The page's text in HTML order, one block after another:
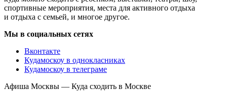
спортивные мероприятия, места для активного отдыха
и отдыха с семьей, и многое другое.
Мы в социальных сетях
Вконтакте
Кудамоскоу в однокласниках
Кудамоскоу в телеграме
Афиша Москвы — Куда сходить в Москве